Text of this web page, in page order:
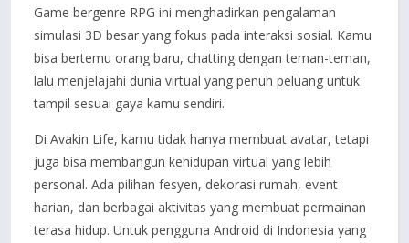
Game bergenre RPG ini menghadirkan pengalaman
simulasi 3D besar yang fokus pada interaksi sosial. Kamu
bisa bertemu orang baru, chatting dengan teman-teman,
lalu menjelajahi dunia virtual yang penuh peluang untuk
tampil sesuai gaya kamu sendiri.
Di Avakin Life, kamu tidak hanya membuat avatar, tetapi
juga bisa membangun kehidupan virtual yang lebih
personal. Ada pilihan fesyen, dekorasi rumah, event
harian, dan berbagai aktivitas yang membuat permainan
terasa hidup. Untuk pengguna Android di Indonesia yang